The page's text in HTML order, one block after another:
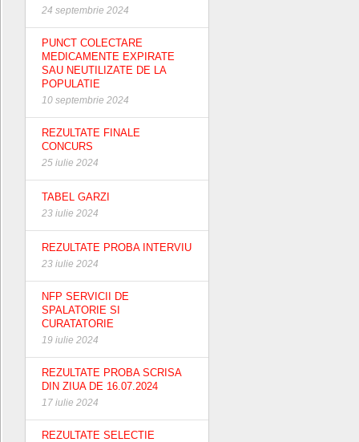
24 septembrie 2024
PUNCT COLECTARE
MEDICAMENTE EXPIRATE
SAU NEUTILIZATE DE LA
POPULATIE
10 septembrie 2024
REZULTATE FINALE
CONCURS
25 iulie 2024
TABEL GARZI
23 iulie 2024
REZULTATE PROBA INTERVIU
23 iulie 2024
NFP SERVICII DE
SPALATORIE SI
CURATATORIE
19 iulie 2024
REZULTATE PROBA SCRISA
DIN ZIUA DE 16.07.2024
17 iulie 2024
REZULTATE SELECTIE